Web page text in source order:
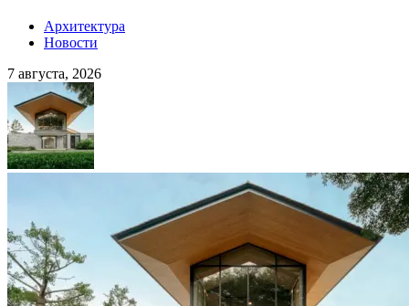
Архитектура
Новости
7 августа, 2026